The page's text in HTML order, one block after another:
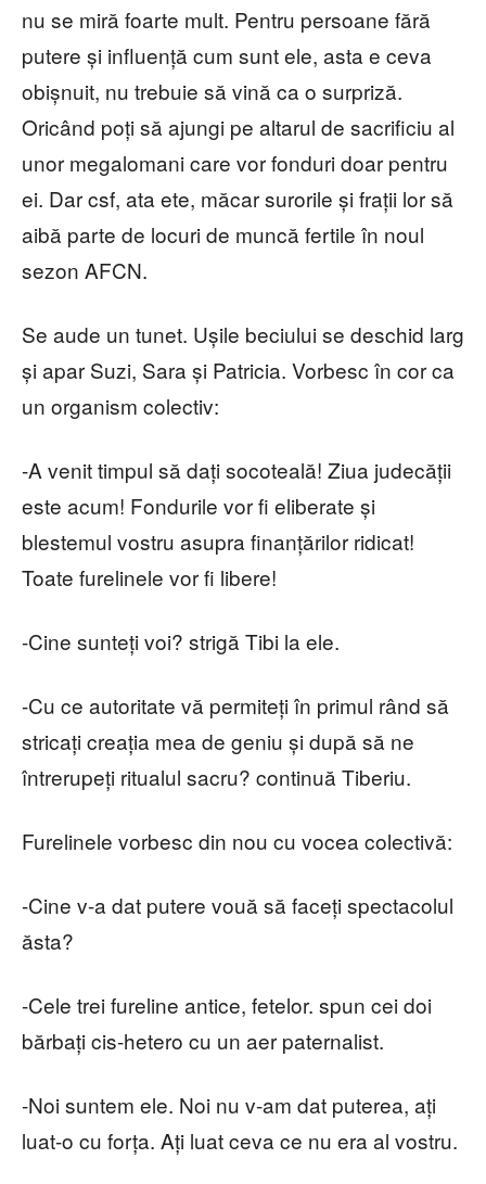
nu se miră foarte mult. Pentru persoane fără
putere și influență cum sunt ele, asta e ceva
obișnuit, nu trebuie să vină ca o surpriză.
Oricând poți să ajungi pe altarul de sacrificiu al
unor megalomani care vor fonduri doar pentru
ei. Dar csf, ata ete, măcar surorile și frații lor să
aibă parte de locuri de muncă fertile în noul
sezon AFCN.
Se aude un tunet. Ușile beciului se deschid larg
și apar Suzi, Sara și Patricia. Vorbesc în cor ca
un organism colectiv:
-A venit timpul să dați socoteală! Ziua judecății
este acum! Fondurile vor fi eliberate și
blestemul vostru asupra finanțărilor ridicat!
Toate furelinele vor fi libere!
-Cine sunteți voi? strigă Tibi la ele.
-Cu ce autoritate vă permiteți în primul rând să
stricați creația mea de geniu și după să ne
întrerupeți ritualul sacru? continuă Tiberiu.
Furelinele vorbesc din nou cu vocea colectivă:
-Cine v-a dat putere vouă să faceți spectacolul
ăsta?
-Cele trei fureline antice, fetelor. spun cei doi
bărbați cis-hetero cu un aer paternalist.
-Noi suntem ele. Noi nu v-am dat puterea, ați
luat-o cu forța. Ați luat ceva ce nu era al vostru.